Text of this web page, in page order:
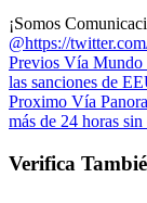
¡Somos
@https://
Previos Vía Mundo
las sanciones de
Proximo Vía
más de 24 horas
Verifica